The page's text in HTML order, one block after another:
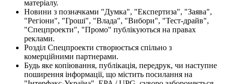
матеріалу.
Новини з позначками "Думка", "Експертиза", "Заява",
"Регіони", "Гроші", "Влада", "Вибори", "Тест-драйв",
"Спецпроекти", "Промо" публікуються на правах
реклами.
Розділ Спецпроекти створюється спільно з
комерційними партнерами.
Будь яке копіювання, публікація, передрук, чи наступне
поширення інформації, що містить посилання на